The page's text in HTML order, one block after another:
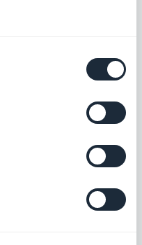
sosiaalisissa
metatiedot
sisältöä suoraan back